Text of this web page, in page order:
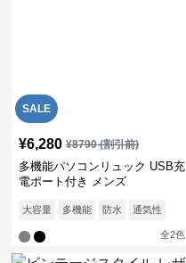
SALE
¥6,280 ¥8790(割引前)
多機能パソコンリュック USB充
電ポート付き メンズ
大容量 多機能 防水 通気性
全2色